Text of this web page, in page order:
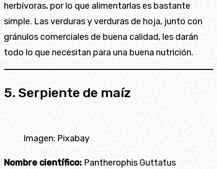
herbívoras, por lo que alimentarlas es bastante
simple. Las verduras y verduras de hoja, junto con
gránulos comerciales de buena calidad, les darán
todo lo que necesitan para una buena nutrición.
5. Serpiente de maíz
Imagen: Pixabay
Nombre científico: Pantherophis Guttatus